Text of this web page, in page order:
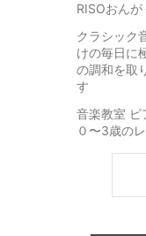
RISOおん
クラシック
けの毎日に
の調和を取
す
音楽教室 ピ
０〜3歳の